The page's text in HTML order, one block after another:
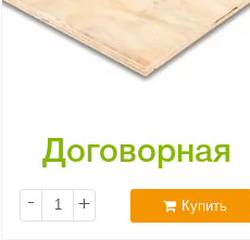
Договорная
- + Купить